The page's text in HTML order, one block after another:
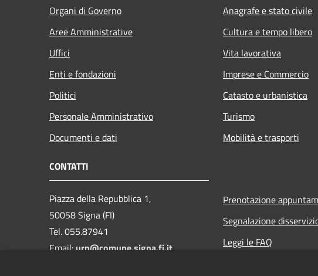
Organi di Governo
Aree Amministrative
Uffici
Enti e fondazioni
Politici
Personale Amministrativo
Documenti e dati
Anagrafe e stato civile
Cultura e tempo libero
Vita lavorativa
Imprese e Commercio
Catasto e urbanistica
Turismo
Mobilità e trasporti
CONTATTI
Piazza della Repubblica 1,
50058 Signa (FI)
Tel. 055.87941
Email:urp@comune.signa.fi.it
Prenotazione
Segnalazione
Leggi le FAQ